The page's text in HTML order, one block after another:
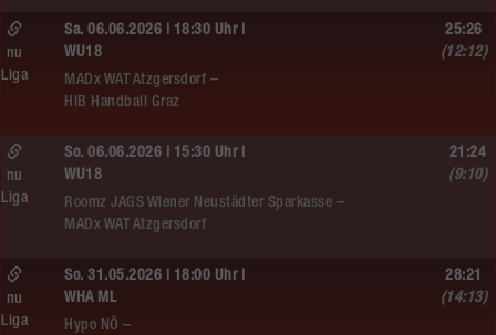
Sa. 06.06.2026 | 18:30 Uhr |
WU18
MADx WAT Atzgersdorf –
HIB Handball Graz
nu
Liga
25:26
(12:12)
So. 06.06.2026 | 15:30 Uhr |
WU18
Roomz JAGS Wiener Neustädter Sparkasse –
MADx WAT Atzgersdorf
nu
Liga
21:24
(9:10)
So. 31.05.2026 | 18:00 Uhr |
WHA ML
Hypo NÖ –
nu
Liga
28:21
(14:13)